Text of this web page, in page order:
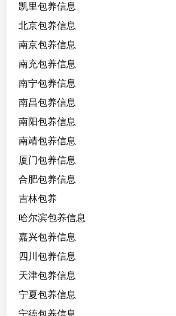
凯里包养信息
北京包养信息
南京包养信息
南充包养信息
南宁包养信息
南昌包养信息
南阳包养信息
南靖包养信息
厦门包养信息
合肥包养信息
吉林包养
哈尔滨包养信息
嘉兴包养信息
四川包养信息
天津包养信息
宁夏包养信息